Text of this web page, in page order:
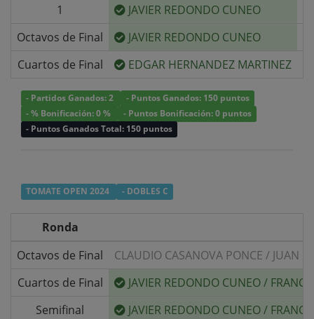
1
JAVIER REDONDO CUNEO
Octavos de Final
JAVIER REDONDO CUNEO
Cuartos de Final
EDGAR HERNANDEZ MARTINEZ
- Partidos Ganados: 2
- Puntos Ganados: 150 puntos
- % Bonificación: 0 %
- Puntos Bonificación: 0 puntos
- Puntos Ganados Total: 150 puntos
TOMATE OPEN 2024 - DOBLES C
Ronda
Octavos de Final
CLAUDIO CASANOVA PONCE / JUAN
Cuartos de Final
JAVIER REDONDO CUNEO/
Semifinal
JAVIER REDONDO CUNEO/